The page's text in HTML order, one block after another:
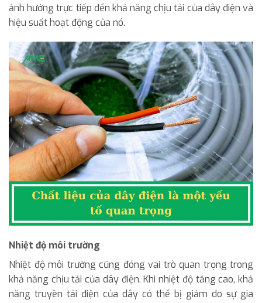
ảnh hưởng trực tiếp đến khả năng chịu tải của dây điện và
hiệu suất hoạt động của nó.
Nhiệt độ môi trường
Nhiệt độ môi trường cũng đóng vai trò quan trọng trong
khả năng chịu tải của dây điện. Khi nhiệt độ tăng cao, khả
năng truyền tải điện của dây có thể bị giảm do sự gia